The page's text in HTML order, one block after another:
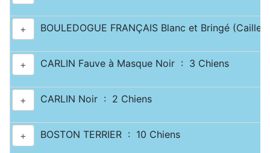
+ BOULEDOGUE FRANÇAIS Blanc et Bringé
+ CARLIN Fauve à Masque Noir : 3 Chiens
+ CARLIN Noir : 2 Chiens
+ BOSTON TERRIER : 10 Chiens